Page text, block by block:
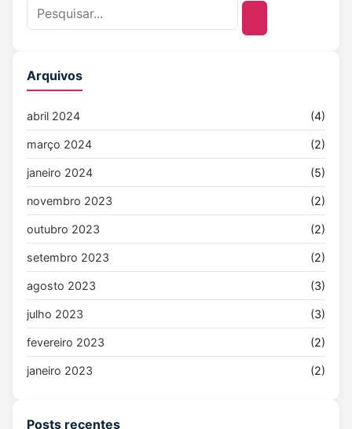
Arquivos
abril 2024 (4)
março 2024 (2)
janeiro 2024 (5)
novembro 2023 (2)
outubro 2023 (2)
setembro 2023 (2)
agosto 2023 (3)
julho 2023 (3)
fevereiro 2023 (2)
janeiro 2023 (2)
Posts recentes